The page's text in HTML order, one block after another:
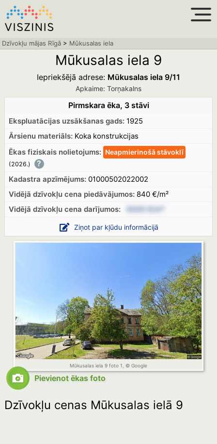
Dzīvokļu mājas Rīgā > Mūkusalas iela
Mūkusalas iela 9
Iepriekšējā adrese: Mūkusalas iela 9/11
Apkaime: Torņakalns
Pirmskara ēka, 3 stāvi
Ekspluatācijas uzsākšanas gads:1925
Ārsienu materiāls:Koka konstrukcijas
Ēkas fiziskais nolietojums: Neapmierinošāstāvoklī
(2026.) ?
Kadastra apzīmējums:01000502022002
Vidējā dzīvokļu cena piedāvājumos:840 €/m²
Vidējā dzīvokļu cena darījumos: XXXX €/m²
Ziņot par kļūdu informācijā
Mūkusalas iela 9 foto 1, © Google
Pievienot ēkas foto
Dzīvokļu cenas Mūkusalas ielā 9